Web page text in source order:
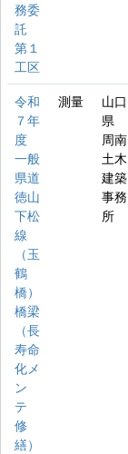
務委
託
第１
工区
令和
７年
度
一般
県道
徳山
下松
線
（玉
鶴
橋）
橋梁
（長
寿命
化メ
ン
テ
修
繕）
測量
山口
県
周南
土木
建築
事務
所